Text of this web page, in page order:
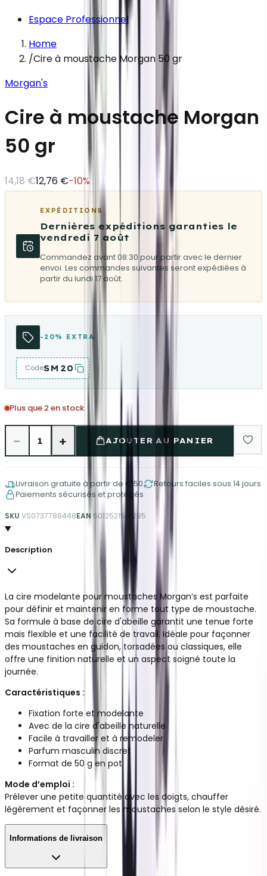
Espace Professionnel
Home
/Cire à moustache Morgan 50 gr
Morgan's
Cire à moustache Morgan
50 gr
14,18 €12,76 €-10%
EXPÉDITIONS
Dernières expéditions garanties le
vendredi 7 août
Commandez avant 08:30 pour partir avec le dernier
envoi. Les commandes suivantes seront expédiées à
partir du lundi 17 août.
-20% EXTRA
CodeSM20
Plus que 2 en stock
− 1 + AJOUTER AU PANIER
Livraison gratuite à partir de €150
Retours faciles sous 14 jours
Paiements sécurisés et protégés
SKU VS0737788448EAN 5012521541295
Description
La cire modelante pour moustaches Morgan’s est parfaite
pour définir et maintenir en forme tout type de moustache.
Sa formule à base de cire d'abeille garantit une tenue forte
mais flexible et une facilité de travail. Idéale pour façonner
des moustaches en guidon, torsadées ou classiques, elle
offre une finition naturelle et un aspect soigné toute la
journée.
Caractéristiques :
Fixation forte et modelante
Avec de la cire d'abeille naturelle
Facile à travailler et à remodeler
Parfum masculin discret
Format de 50 g en pot
Mode d’emploi :
Prélever une petite quantité avec les doigts, chauffer
légèrement et façonner les moustaches selon le style désiré.
Informations de livraison